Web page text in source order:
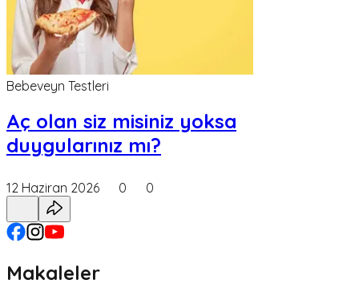
Bebeveyn Testleri
Aç olan siz misiniz yoksa
duygularınız mı?
12 Haziran 2026 0 0
Makaleler